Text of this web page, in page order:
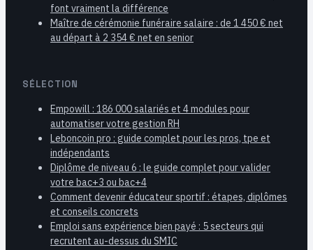
font vraiment la différence
Maître de cérémonie funéraire salaire : de 1 450 € net
au départ à 2 354 € net en senior
SÉLECTION
Empowill : 186 000 salariés et 4 modules pour
automatiser votre gestion RH
Leboncoin pro : guide complet pour les pros, tpe et
indépendants
Diplôme de niveau 6 : le guide complet pour valider
votre bac+3 ou bac+4
Comment devenir éducateur sportif : étapes, diplômes
et conseils concrets
Emploi sans expérience bien payé : 5 secteurs qui
recrutent au-dessus du SMIC